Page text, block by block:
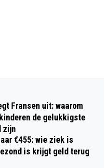
Fransen uit: waarom
de gelukkigste
zijn
€455: wie ziek is
is krijgt geld terug